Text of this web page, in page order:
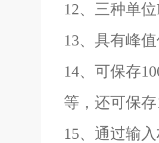
12、三种单
13、具有峰
14、可保存
等，还可保
15、通过输